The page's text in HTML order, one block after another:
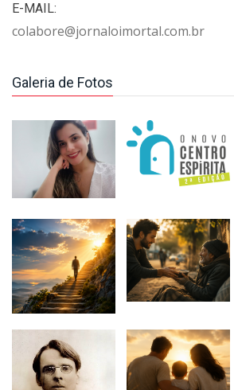
E-MAIL:
colabore@jornaloimortal.com.br
Galeria de Fotos